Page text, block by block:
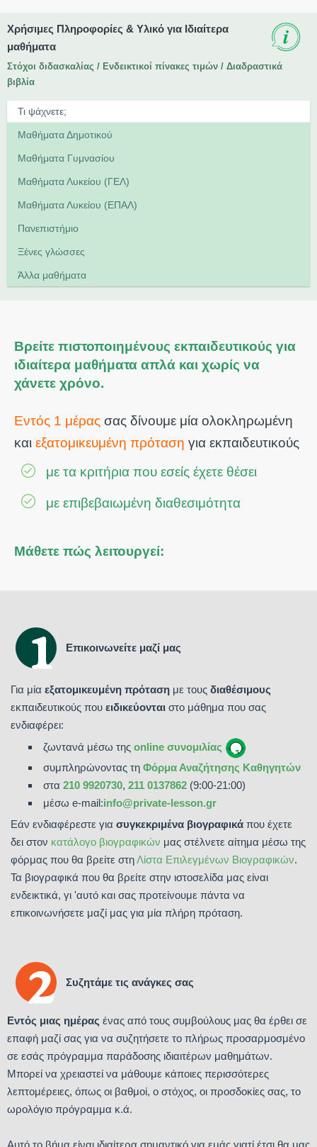
Χρήσιμες Πληροφορίες & Υλικό για Ιδιαίτερα
μαθήματα
Στόχοι διδασκαλίας / Ενδεικτικοί πίνακες τιμών / Διαδραστικά
βιβλία
Μαθήματα Δημοτικού
Μαθήματα Γυμνασίου
Μαθήματα Λυκείου (ΓΕΛ)
Μαθήματα Λυκείου (ΕΠΑΛ)
Πανεπιστήμιο
Ξένες γλώσσες
Άλλα μαθήματα
Βρείτε πιστοποιημένους εκπαιδευτικούς για
ιδιαίτερα μαθήματα απλά και χωρίς να
χάνετε χρόνο.
Εντός 1 μέρας σας δίνουμε μία ολοκληρωμένη
και εξατομικευμένη πρόταση για εκπαιδευτικούς
με τα κριτήρια που εσείς έχετε θέσει
με επιβεβαιωμένη διαθεσιμότητα
Μάθετε πώς λειτουργεί:
Επικοινωνείτε μαζί μας
Για μία εξατομικευμένη πρόταση με τους διαθέσιμους
εκπαιδευτικούς που ειδικεύονται στο μάθημα που σας
ενδιαφέρει:
ζωντανά μέσω της online συνομιλίας
συμπληρώνοντας τη Φόρμα Αναζήτησης Καθηγητών
στα 210 9920730, 211 0137862 (9:00-21:00)
μέσω e-mail:info@private-lesson.gr
Εάν ενδιαφέρεστε για συγκεκριμένα βιογραφικά που έχετε
δει στον κατάλογο βιογραφικών μας στέλνετε αίτημα μέσω της
φόρμας που θα βρείτε στηΛίστα Επιλεγμένων Βιογραφικών.
Τα βιογραφικά που θα βρείτε στην ιστοσελίδα μας είναι
ενδεικτικά, γι 'αυτό και σας προτείνουμε πάντα να
επικοινωνήσετε μαζί μας για μία πλήρη πρόταση.
Συζητάμε τις ανάγκες σας
Εντός μιας ημέρας ένας από τους συμβούλους μας θα έρθει σε
επαφή μαζί σας για να συζητήσετε το πλήρως προσαρμοσμένο
σε εσάς πρόγραμμα παράδοσης ιδιαιτέρων μαθημάτων.
Μπορεί να χρειαστεί να μάθουμε κάποιες περισσότερες
λεπτομέρειες, όπως οι βαθμοί, ο στόχος, οι προσδοκίες σας, το
ωρολόγιο πρόγραμμα κ.ά.
Αυτό το βήμα είναι ιδιαίτερα σημαντικό για εμάς γιατί έτσι θα μας